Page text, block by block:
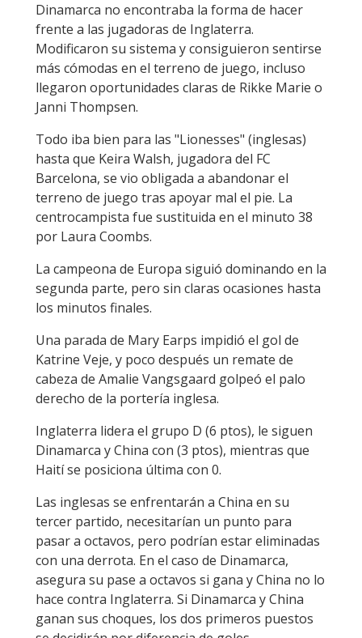
Dinamarca no encontraba la forma de hacer
frente a las jugadoras de Inglaterra.
Modificaron su sistema y consiguieron sentirse
más cómodas en el terreno de juego, incluso
llegaron oportunidades claras de Rikke Marie o
Janni Thompsen.
Todo iba bien para las "Lionesses" (inglesas)
hasta que Keira Walsh, jugadora del FC
Barcelona, se vio obligada a abandonar el
terreno de juego tras apoyar mal el pie. La
centrocampista fue sustituida en el minuto 38
por Laura Coombs.
La campeona de Europa siguió dominando en la
segunda parte, pero sin claras ocasiones hasta
los minutos finales.
Una parada de Mary Earps impidió el gol de
Katrine Veje, y poco después un remate de
cabeza de Amalie Vangsgaard golpeó el palo
derecho de la portería inglesa.
Inglaterra lidera el grupo D (6 ptos), le siguen
Dinamarca y China con (3 ptos), mientras que
Haití se posiciona última con 0.
Las inglesas se enfrentarán a China en su
tercer partido, necesitarían un punto para
pasar a octavos, pero podrían estar eliminadas
con una derrota. En el caso de Dinamarca,
asegura su pase a octavos si gana y China no lo
hace contra Inglaterra. Si Dinamarca y China
ganan sus choques, los dos primeros puestos